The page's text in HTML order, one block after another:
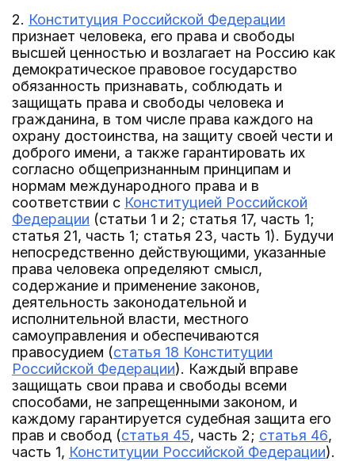
2. Конституция Российской Федерации
признает человека, его права и свободы
высшей ценностью и возлагает на Россию как
демократическое правовое государство
обязанность признавать, соблюдать и
защищать права и свободы человека и
гражданина, в том числе права каждого на
охрану достоинства, на защиту своей чести и
доброго имени, а также гарантировать их
согласно общепризнанным принципам и
нормам международного права и в
соответствии с Конституцией Российской
Федерации (статьи 1 и 2; статья 17, часть 1;
статья 21, часть 1; статья 23, часть 1). Будучи
непосредственно действующими, указанные
права человека определяют смысл,
содержание и применение законов,
деятельность законодательной и
исполнительной власти, местного
самоуправления и обеспечиваются
правосудием (статья 18 Конституции
Российской Федерации). Каждый вправе
защищать свои права и свободы всеми
способами, не запрещенными законом, и
каждому гарантируется судебная защита его
прав и свобод (статья 45, часть 2; статья 46,
часть 1, Конституции Российской Федерации).